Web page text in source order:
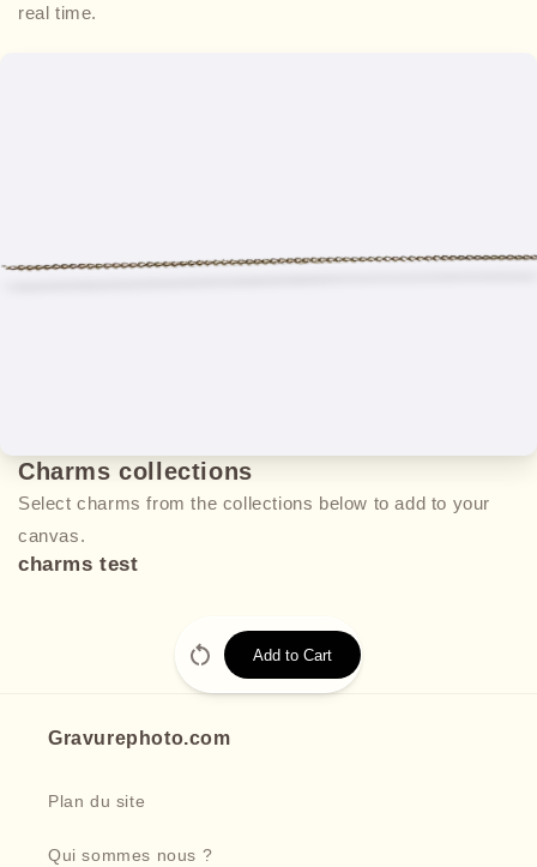
real time.
Charms collections
Select charms from the collections below to add to your
canvas.
charms test
Add to Cart
Gravurephoto.com
Plan du site
Qui sommes nous ?